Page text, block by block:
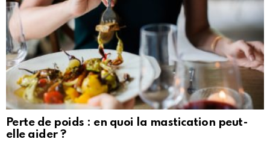
Perte de poids : en quoi la mastication peut-
elle aider ?